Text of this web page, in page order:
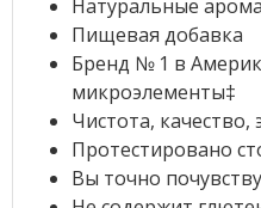
Натуральные
Пищевая добавка
Бренд № 1 в
микроэлементы‡
Чистота, качество,
Протестировано
Вы точно